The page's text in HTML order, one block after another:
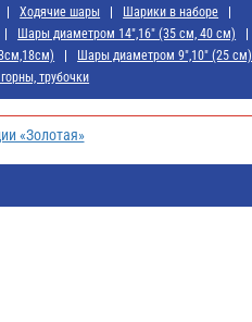
Ходячие шары
Шарики в наборе
Шары диаметром 14",16" (35 см, 40 см)
Шары диаметром 9",10" (25 см)
трубочки
«Золотая»